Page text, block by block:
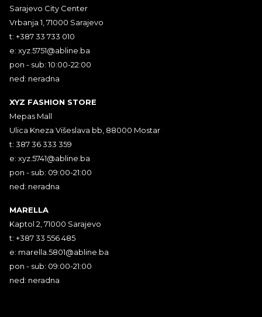
Sarajevo City Center
Vrbanja 1, 71000 Sarajevo
t: +387 33 733 010
e: xyz.5751@abline.ba
pon - sub: 10:00-22:00
ned: neradna
XYZ FASHION STORE
Mepas Mall
Ulica Kneza Višeslava bb, 88000 Mostar
t: 387 36 333 359
e: xyz.5741@abline.ba
pon - sub: 09:00-21:00
ned: neradna
MARELLA
Kaptol 2, 71000 Sarajevo
t: +387 33 556 485
e: marella.5801@abline.ba
pon - sub: 09:00-21:00
ned: neradna